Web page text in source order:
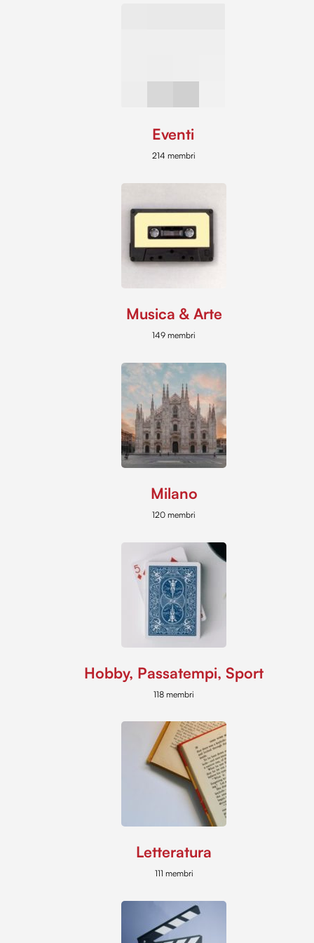
Eventi
214 membri
Musica & Arte
149 membri
Milano
120 membri
Hobby, Passatempi, Sport
118 membri
Letteratura
111 membri